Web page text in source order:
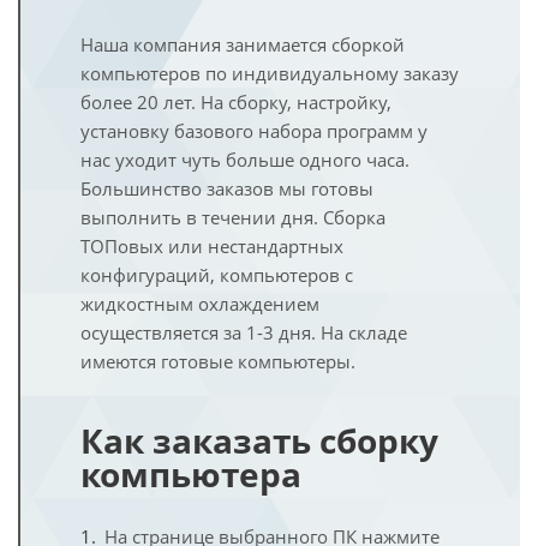
Наша компания занимается сборкой
компьютеров по индивидуальному заказу
более 20 лет. На сборку, настройку,
установку базового набора программ у
нас уходит чуть больше одного часа.
Большинство заказов мы готовы
выполнить в течении дня. Сборка
ТОПовых или нестандартных
конфигураций, компьютеров с
жидкостным охлаждением
осуществляется за 1-3 дня. На складе
имеются готовые компьютеры.
Как заказать сборку
компьютера
На странице выбранного ПК нажмите